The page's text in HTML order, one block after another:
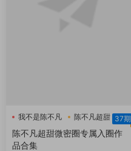
我不是陈不凡
陈不凡超甜
陈不凡超甜微密圈
37期
陈不凡超甜微密圈专属入圈作
品合集